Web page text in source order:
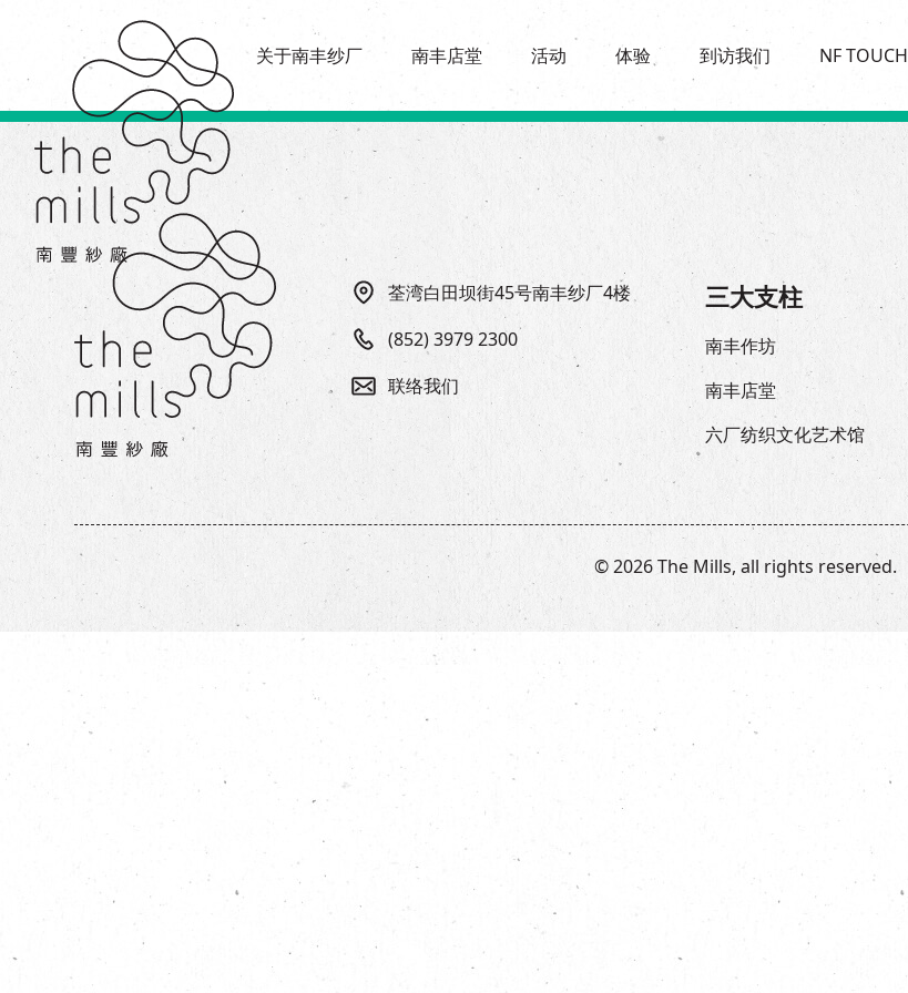
关于南丰纱厂
传承与历史
愿景
媒体中心
联络我们
南丰店堂
商店
活动场地
活动
世界之約
走进南丰纱厂
体验
走进南丰纱厂
CHAT六厂
南丰作坊
其他體驗
到访我们
开放时间及位置
穿梭巴士服务
停车场
NF TOUCH
荃湾白田坝街45号南丰纱厂4楼
(852) 3979 2300
联络我们
三大支柱
南丰作坊
南丰店堂
六厂纺织文化艺术馆
© 2026 The Mills, all rights reserved.